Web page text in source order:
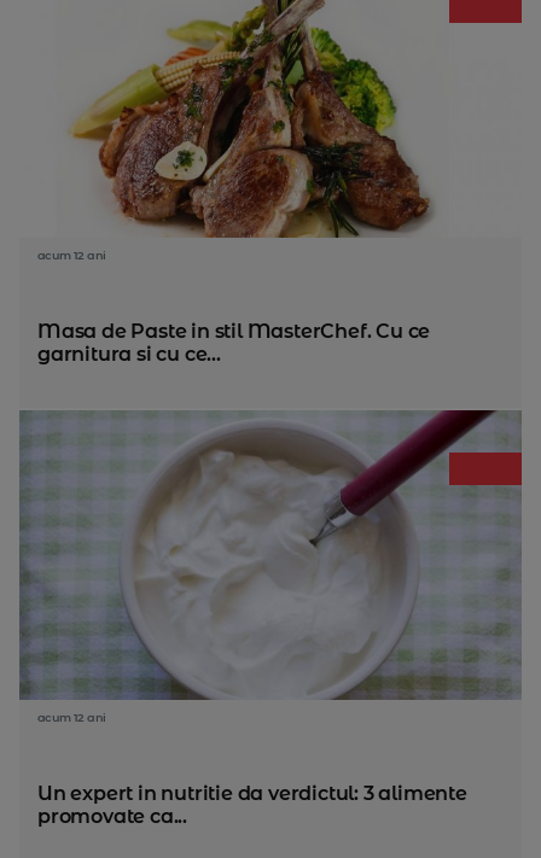
acum 12 ani
Masa de Paste in stil MasterChef. Cu ce
garnitura si cu ce...
acum 12 ani
Un expert in nutritie da verdictul: 3 alimente
promovate ca...